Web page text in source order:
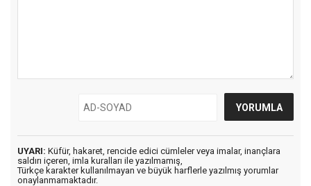
UYARI: Küfür, hakaret, rencide edici cümleler veya imalar, inançlara
saldırı içeren, imla kuralları ile yazılmamış,
Türkçe karakter kullanılmayan ve büyük harflerle yazılmış yorumlar
onaylanmamaktadır.